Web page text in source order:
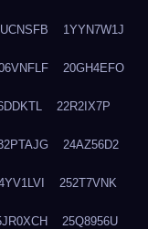
1YYN7W1J
20GH4EFO
22R2IX7P
24AZ56D2
252T7VNK
25Q8956U